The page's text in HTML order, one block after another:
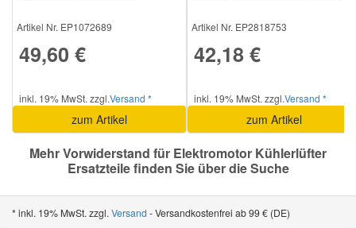
Artikel Nr. EP1072689
49,60 €
inkl. 19% MwSt. zzgl.Versand *
zum Artikel
Artikel Nr. EP2818753
42,18 €
inkl. 19% MwSt. zzgl.Versand *
zum Artikel
Mehr Vorwiderstand für Elektromotor Kühlerlüfter
Ersatzteile finden Sie über die Suche
* inkl. 19% MwSt. zzgl. Versand - Versandkostenfrei ab 99 € (DE)
Porsche Ersatzteile
Skoda Ersatzteile
Smart Ersatzteile
Suzuki Ersatzteile